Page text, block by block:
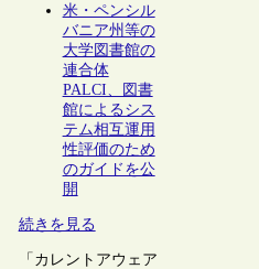
米・ペンシル
バニア州等の
大学図書館の
連合体
PALCI、図書
館によるシス
テム相互運用
性評価のため
のガイドを公
開
続きを見る
「カレントアウェア